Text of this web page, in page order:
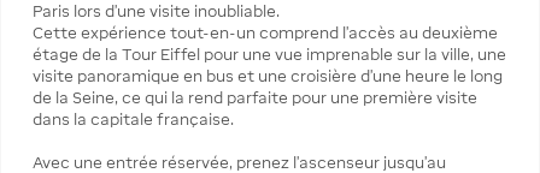
Paris lors d'une visite inoubliable.
Cette expérience tout-en-un comprend l'accès au deuxième
étage de la Tour Eiffel pour une vue imprenable sur la ville, une
visite panoramique en bus et une croisière d'une heure le long
de la Seine, ce qui la rend parfaite pour une première visite
dans la capitale française.
Avec une entrée réservée, prenez l'ascenseur jusqu'au